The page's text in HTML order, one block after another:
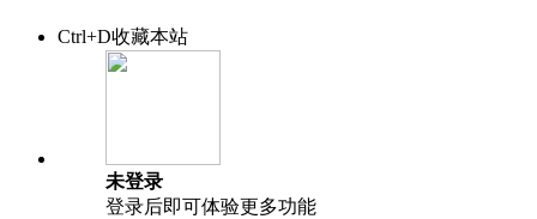
Ctrl+D收藏本站
未登录
登录后即可体验更多功能